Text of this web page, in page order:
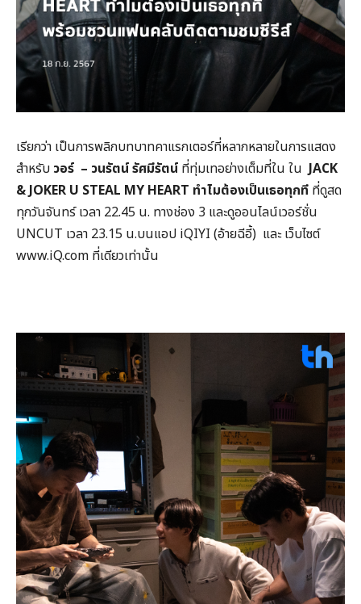
เรียกว่า เป็นการพลิกบทบาทคาแรกเตอร์ที่หลากหลายในการแสดง
สำหรับ วอร์ – วนรัตน์ รัศมีรัตน์ ที่ทุ่มเทอย่างเต็มที่ใน ใน JACK
& JOKER U STEAL MY HEART ทำไมต้องเป็นเธอทุกที ที่ดูสด
ทุกวันจันทร์ เวลา 22.45 น. ทางช่อง 3 และดูออนไลน์เวอร์ชั่น
UNCUT เวลา 23.15 น.บนแอป iQIYI (อ้ายฉีอี้) และ เว็บไซต์
www.iQ.com ที่เดียวเท่านั้น